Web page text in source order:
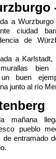
presagio:
verlo a través
Disfrute de
de una
camas
de comedor/
minibar con
y
hay suites
2
máxima
lujo
a
ciudad
de
a Karlstadt,
bien
buen
junto al río
mañana
pueblo
de entramado